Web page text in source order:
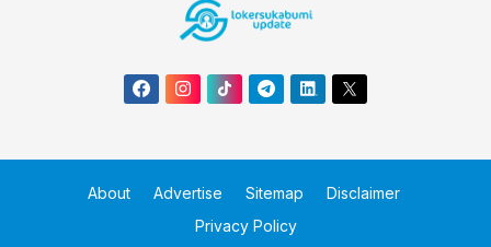
About Advertise Sitemap
Disclaimer
Privacy Policy